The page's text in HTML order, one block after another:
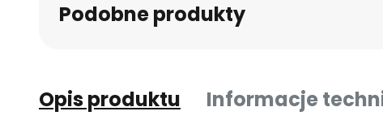
Podobne produkty
Opis produktu Informacje